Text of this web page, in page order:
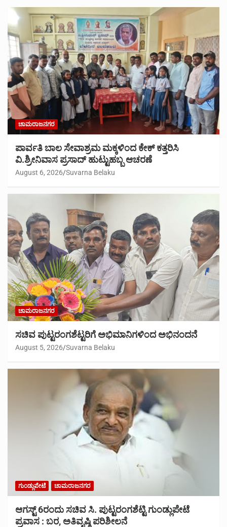
ಚಾಮರಾಜನಗರ
ಪಾರ್ವತಿ ಬಾಲ ಸೇವಾಶ್ರಮ ಮಕ್ಕಳಿಂದ ಕೇಕ್ ಕತ್ತರಿಸಿ
ವಿ.ಶ್ರೀನಿವಾಸ ಪ್ರಸಾದ್ ಹುಟ್ಟುಹಬ್ಬ ಆಚರಣೆ
August 6, 2026 Suvarna Belaku
ಚಾಮರಾಜನಗರ
ಸಚಿವ ಪುಟ್ಟರಂಗಶೆಟ್ಟರಿಗೆ ಅಭಿಮಾನಿಗಳಿಂದ ಅಭಿನಂದನೆ
August 5, 2026 Suvarna Belaku
ಗುಂಡ್ಲುಪೇಟೆ ಚಾಮರಾಜನಗರ
ಆಗಸ್ಟ್ 6ರಂದು ಸಚಿವ ಸಿ. ಪುಟ್ಟರಂಗಶೆಟ್ಟಿ ಗುಂಡ್ಲುಪೇಟೆ
ಪ್ರವಾಸ : ಬರ, ಅತಿವೃಷ್ಠಿ ಪರಿಶೀಲನೆ